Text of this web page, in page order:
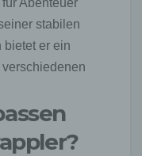
stabilen
bietet er ein